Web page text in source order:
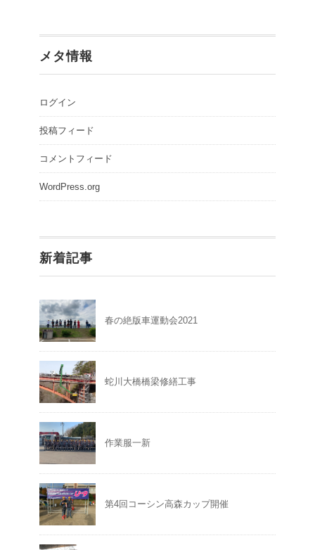
メタ情報
ログイン
投稿フィード
コメントフィード
WordPress.org
新着記事
春の絶版車運動会2021
蛇川大橋橋梁修繕工事
作業服一新
第4回コーシン高森カップ開催